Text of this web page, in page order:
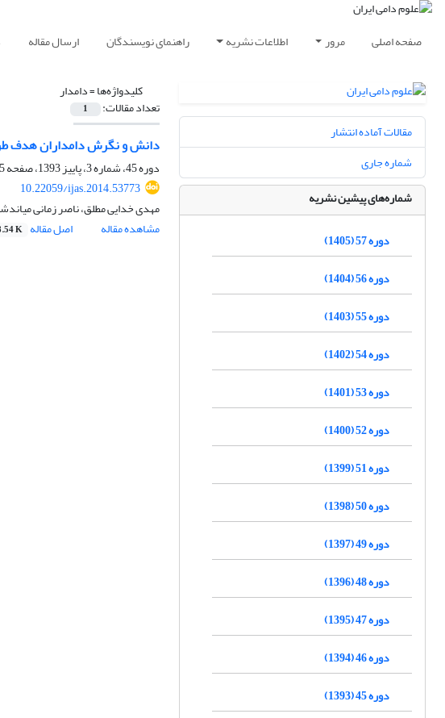
صفحه اصلی مرور اطلاعات نشریه راهنمای نویسندگان ارسال مقاله
کلیدواژه‌ها =دامدار
تعداد مقالات: 1
دانش و نگرش دامداران هدف
دوره 45، شماره 3، پاییز 1393، صفحه
10.22059/ijas.2014.53773
مهدی خدایی مطلق، ناصر زمانی
مشاهده مقاله
اصل مقاله K
مقالات آماده انتشار
شماره جاری
شماره‌های پیشین نشریه
دوره 57 (1405)
دوره 56 (1404)
دوره 55 (1403)
دوره 54 (1402)
دوره 53 (1401)
دوره 52 (1400)
دوره 51 (1399)
دوره 50 (1398)
دوره 49 (1397)
دوره 48 (1396)
دوره 47 (1395)
دوره 46 (1394)
دوره 45 (1393)